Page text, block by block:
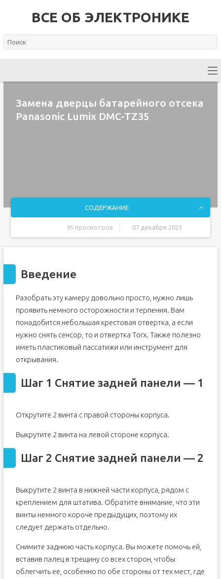
ВСЕ ОБ ЭЛЕКТРОНИКЕ
Замена дверцы батарейного отсека
Panasonic Lumix DMC-TZ35
СОДЕРЖАНИЕ
95 просмотров 07 декабря 2023
Шаг 2 Снятие задней панели - 2
Шаг 4 Снятие ЖК-дисплея
Шаг 5 Объектив
Шаг 6
Введение
Разобрать эту камеру довольно просто, нужно лишь
проявить немного осторожности и терпения. Вам
понадобится небольшая крестовая отвертка, а если
нужно снять сенсор, то и отвертка Torx. Также полезно
иметь пластиковый пассатижи или инструмент для
открывания.
Шаг 1 Снятие задней панели — 1
Открутите 2 винта с правой стороны корпуса.
Выкрутите 2 винта на левой стороне корпуса.
Шаг 2 Снятие задней панели — 2
Выкрутите 2 винта в нижней части корпуса, рядом с
креплением для штатива. Обратите внимание, что эти
винты немного короче предыдущих, поэтому их
следует держать отдельно.
Снимите заднюю часть корпуса. Вы можете помочь ей,
вставив палец в трещину со всех сторон, чтобы
облегчить ее, особенно по обе стороны от тех мест, где